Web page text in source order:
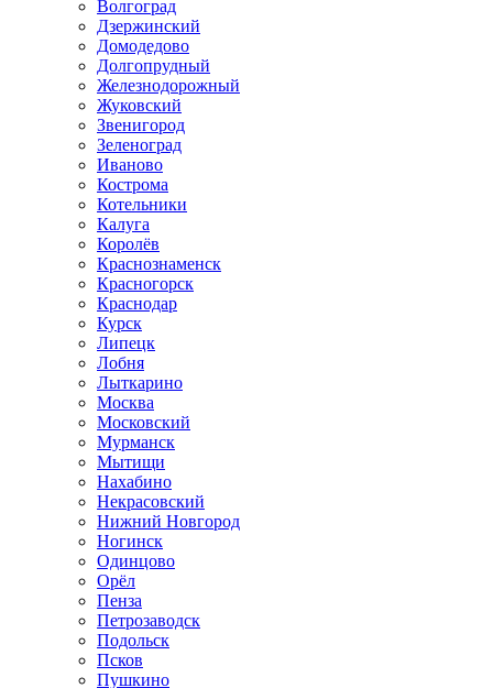
Волгоград
Дзержинский
Домодедово
Долгопрудный
Железнодорожный
Жуковский
Звенигород
Зеленоград
Иваново
Кострома
Котельники
Калуга
Королёв
Краснознаменск
Красногорск
Краснодар
Курск
Липецк
Лобня
Лыткарино
Москва
Московский
Мурманск
Мытищи
Нахабино
Некрасовский
Нижний Новгород
Ногинск
Одинцово
Орёл
Пенза
Петрозаводск
Подольск
Псков
Пушкино